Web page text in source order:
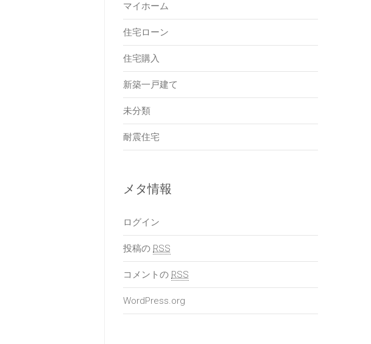
マイホーム
住宅ローン
住宅購入
新築一戸建て
未分類
耐震住宅
メタ情報
ログイン
投稿の RSS
コメントの RSS
WordPress.org